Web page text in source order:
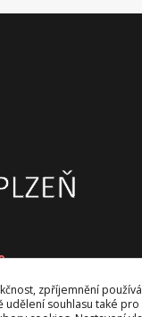
zpříjemnění
udělení souhlasu také